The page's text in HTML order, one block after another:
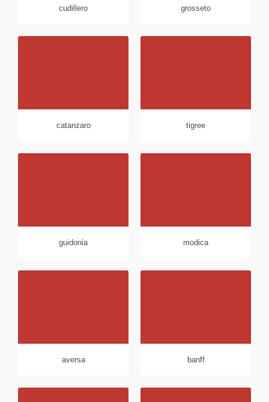
cudillero grosseto
catanzaro tigree
guidonia modica
aversa banff